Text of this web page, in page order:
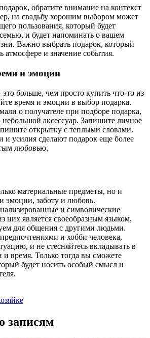
обратите внимание на контекст
на свадьбу хорошим выбором может
пользования, который будет
и будет напоминать о вашем
Важно выбрать подарок, который
атмосфере и значение события.
и эмоции
больше, чем просто купить что-то из
время и эмоции в выбор подарка.
о получателе при подборе подарка,
небольшой аксессуар. Запишите личное
открытку с теплыми словами.
усилия сделают подарок еще более
любовью.
материальные предметы, но и
эмоции, заботу и любовь.
и символические
является своеобразным языком,
для общения с другими людьми.
и хобби человека,
и не стесняйтесь вкладывать в
время. Только тогда вы сможете
будет носить особый смысл и
записям